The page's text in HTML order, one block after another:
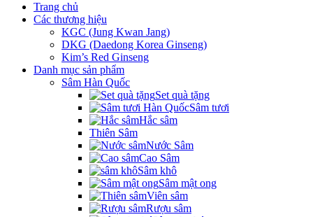
Trang chủ
Các thương hiệu
KGC (Jung Kwan Jang)
DKG (Daedong Korea Ginseng)
Kim’s Red Ginseng
Danh mục sản phẩm
Sâm Hàn Quốc
Set quà tặng
Sâm tươi
Hắc sâm
Thiên Sâm
Nước Sâm
Cao Sâm
Sâm khô
Sâm mật ong
Viên sâm
Rượu sâm